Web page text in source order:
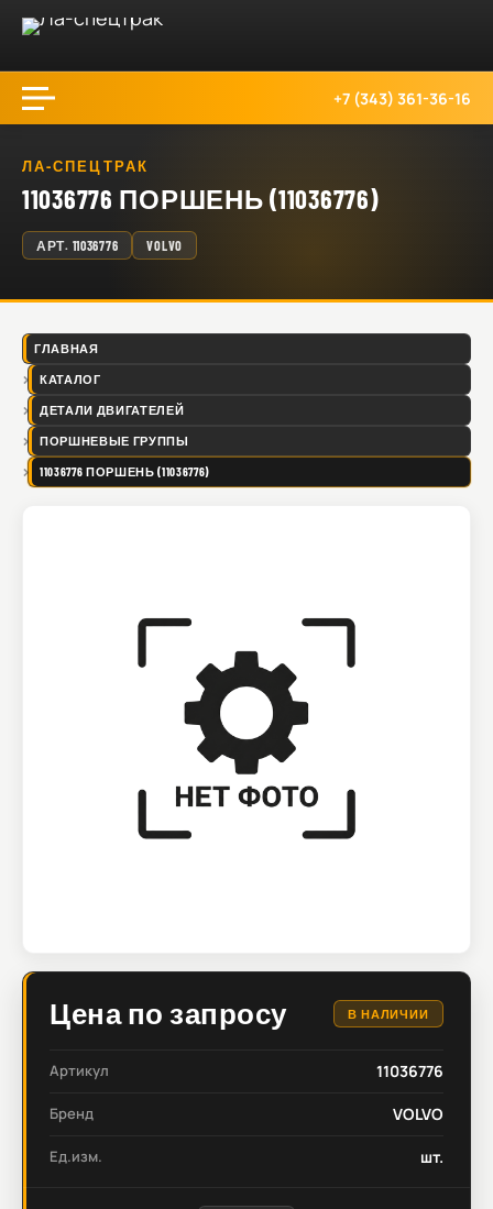
+7 (343) 361-36-16
ЛА-СПЕЦТРАК
11036776 ПОРШЕНЬ (11036776)
АРТ. 11036776 VOLVO
ГЛАВНАЯ
КАТАЛОГ
ДЕТАЛИ ДВИГАТЕЛЕЙ
ПОРШНЕВЫЕ ГРУППЫ
11036776 ПОРШЕНЬ (11036776)
Цена по запросу В НАЛИЧИИ
Артикул 11036776
Бренд VOLVO
Ед.изм. шт.